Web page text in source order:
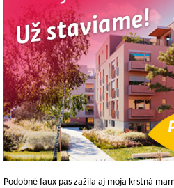
Podobné faux pas zažila aj moja krstná